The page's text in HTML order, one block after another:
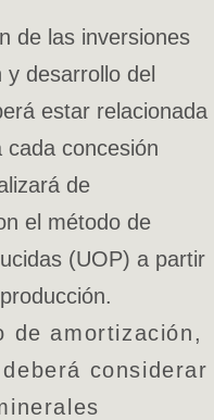
de las inversiones
y desarrollo del
estar relacionada
cada concesión
de
el método de
(UOP) a partir
de amortización,
considerar